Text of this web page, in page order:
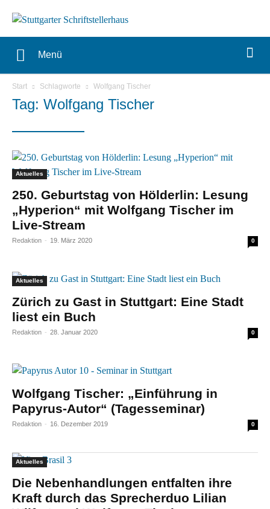
Menü
Start Schlagworte Wolfgang Tischer
Tag: Wolfgang Tischer
Aktuelles
250. Geburtstag von Hölderlin: Lesung
„Hyperion“ mit Wolfgang Tischer im
Live-Stream
Redaktion - 19. März 2020 0
Aktuelles
Zürich zu Gast in Stuttgart: Eine Stadt
liest ein Buch
Redaktion - 28. Januar 2020 0
Wolfgang Tischer: „Einführung in
Papyrus-Autor“ (Tagesseminar)
Redaktion - 16. Dezember 2019 0
Aktuelles
Die Nebenhandlungen entfalten ihre
Kraft durch das Sprecherduo Lilian